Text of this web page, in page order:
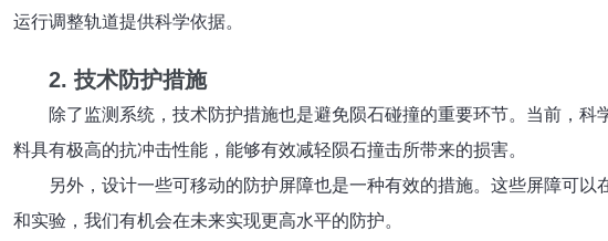
运行调整轨道提供科学依据。
2. 技术防护措施
除了监测系统，技术防护措施也是避免陨石碰撞的重要环节。当前，
料具有极高的抗冲击性能，能够有效减轻陨石撞击所带来的损害。
另外，设计一些可移动的防护屏障也是一种有效的措施。这些屏障可
和实验，我们有机会在未来实现更高水平的防护。